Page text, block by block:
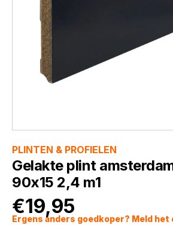
PLINTEN & PROFIELEN
Gelakte plint
90x15 2,4 m1
€19,95
Ergens anders goedkoper? Meld het